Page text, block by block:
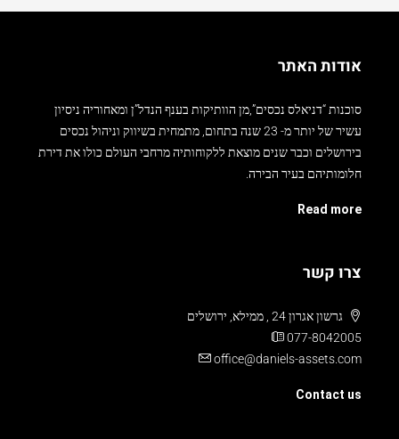
אודות האתר
סוכנות “דניאלס נכסים”,מן הוותיקות בענף הנדל”ן ומאחוריה ניסיון
עשיר של יותר מ- 23 שנה בתחום, מתמחית בשיווק וניהול נכסים
בירושלים וכבר שנים מוצאת ללקוחותיה מרחבי העולם כולו את דירת
חלומותיהם בעיר הבירה.
Read more
צרו קשר
גרשון אגרון 24 , ממילא, ירושלים
077-8042005
office@daniels-assets.com
Contact us